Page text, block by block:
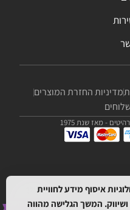
מדיניות החזרת המוצרים
- מאז שנת 1975
איסוף מידע לחוויית
המשך הגלישה מהווה